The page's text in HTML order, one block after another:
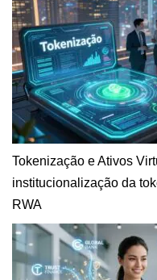
Tokenização e Ativos
institucionalização da
RWA